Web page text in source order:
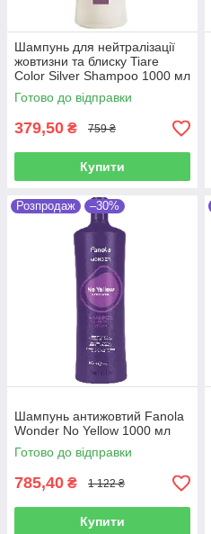
Шампунь для нейтралізації
жовтизни та блиску Tiare
Color Silver Shampoo 1000 мл
Готово до відправки
379,50 ₴ 759 ₴
Купити
Розпродаж –30%
Шампунь антижовтий Fanola
Wonder No Yellow 1000 мл
Готово до відправки
785,40 ₴ 1 122 ₴
Купити